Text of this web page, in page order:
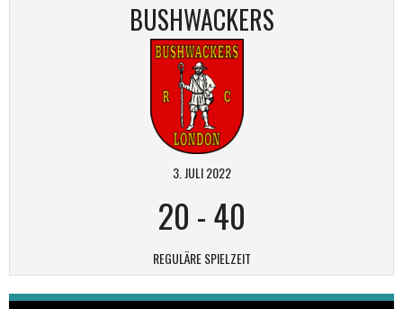
BUSHWACKERS
3. JULI 2022
20 -40
REGULÄRE SPIELZEIT